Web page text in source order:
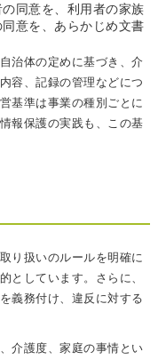
同意を、利用者の家族
意を、あらかじめ文書
治体の定めに基づき、介
容、記録の管理などにつ
基準は事業の種別ごとに
報保護の実践も、この基
り扱いのルールを明確に
としています。さらに、
義務付け、違反に対する
介護度、家庭の事情とい